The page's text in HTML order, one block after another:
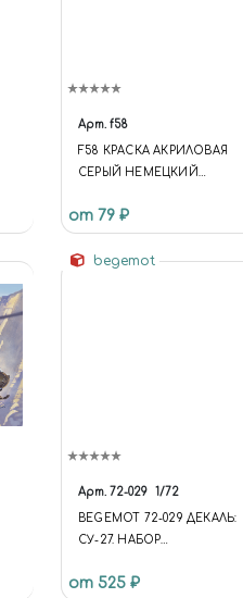
Арт. f58
F58 КРАСКА АКРИЛОВАЯ
СЕРЫЙ НЕМЕЦКИЙ
GREY) ОБЪЕМ: 10 МЛ.
от 79 ₽
begemot
Арт. 72-029 1/72
BEGEMOT 72-029 ДЕКАЛЬ:
СУ-27. НАБОР
САМОЛЕТЫ" /43 ВАР.
от 525 ₽